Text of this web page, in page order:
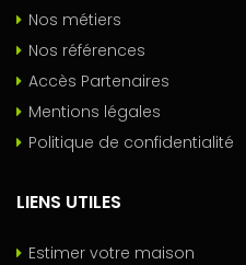
Nos métiers
Nos références
Accès Partenaires
Mentions légales
Politique de confidentialité
LIENS UTILES
Estimer votre maison